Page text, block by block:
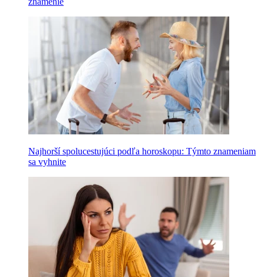
Najhorší spolucestujúci podľa horoskopu: Týmto znameniam
sa vyhnite